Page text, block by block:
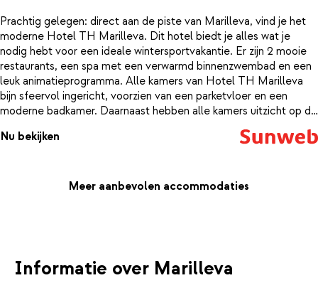
Prachtig gelegen: direct aan de piste van Marilleva, vind je het
moderne Hotel TH Marilleva. Dit hotel biedt je alles wat je
nodig hebt voor een ideale wintersportvakantie. Er zijn 2 mooie
restaurants, een spa met een verwarmd binnenzwembad en een
leuk animatieprogramma. Alle kamers van Hotel TH Marilleva
bijn sfeervol ingericht, voorzien van een parketvloer en een
moderne badkamer. Daarnaast hebben alle kamers uitzicht op de
dus zowel ontbijt als diner zijn geregeld. De 2 restaurants
Nu bekijken
Meer aanbevolen accommodaties
Informatie over Marilleva